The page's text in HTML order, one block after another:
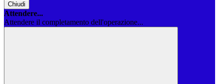
Chiudi
Attendere...
Attendere il completamento dell'operazione...